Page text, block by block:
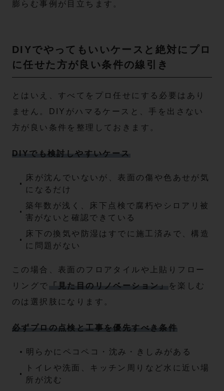
膨らむ事例が目立ちます。
DIYでやってもいいケースと絶対にプロ
に任せた方が良い条件の線引き
とはいえ、すべてをプロ任せにする必要はあり
ません。DIYがハマるケースと、手を出さない
方が良い条件を整理しておきます。
DIYでも検討しやすいケース
床が沈んでいないが、表面の傷や色あせが気
になるだけ
築年数が浅く、床下点検で腐朽やシロアリ被
害がないと確認できている
床下の換気や防湿はすでに施工済みで、構造
に問題がない
この場合、表面のフロアタイルや上貼りフロー
リングで
「見た目のリノベーション」
を楽しむ
のは選択肢になります。
必ずプロの点検と工事を優先すべき条件
明らかにペコペコ・沈み・きしみがある
トイレや洗面、キッチン周りなど水に近い場
所が沈む